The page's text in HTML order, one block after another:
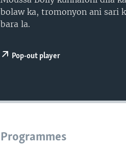
bolaw ka, tromonyon ani sari
bara la.
Pop-out player
Programmes